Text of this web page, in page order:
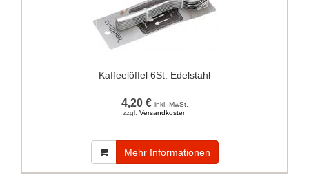
Kaffeelöffel 6St. Edelstahl
4,20 € inkl. MwSt.
zzgl. Versandkosten
Mehr Informationen